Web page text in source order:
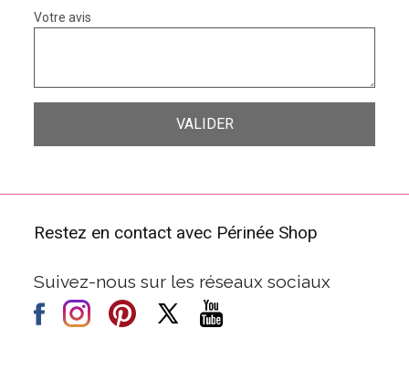
Votre avis
Restez en contact avec Périnée Shop
Suivez-nous sur les réseaux sociaux